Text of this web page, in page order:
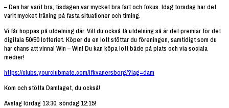
– Den har varit bra, tisdagen var mycket bra fart och fokus. Idag torsdag har det
varit mycket träning på fasta situationer och timing.
Vi får hoppas på utdelning där. Vill du också få utdelning så är det premiär för det
digitala 50/50 lotteriet. Köper du en lott stöttar du föreningen, samtidigt som du
har chans att vinna! Win – Win! Du kan köpa lott både på plats och via sociala
medier!
https://clubs.yourclubmate.com/ifkvanersborg/?lag=dam
Kom och stötta Damlaget, du också!
Avslag lördag 13:30, söndag 12:15!